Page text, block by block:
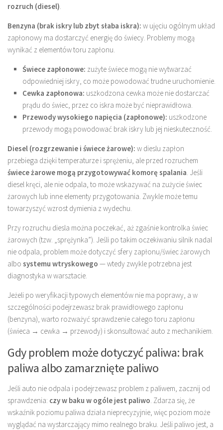
rozruch (diesel).
Benzyna (brak iskry lub zbyt słaba iskra): w ujęciu ogólnym układ
zapłonowy ma dostarczyć energię do świecy. Problemy mogą
wynikać z elementów toru zapłonu.
Świece zapłonowe: zużyte świece mogą nie wytwarzać
odpowiedniej iskry, co może powodować trudne uruchomienie.
Cewka zapłonowa: uszkodzona cewka może nie dostarczać
prądu do świec, przez co iskra może być nieprawidłowa.
Przewody wysokiego napięcia (zapłonowe): uszkodzone
przewody mogą powodować brak iskry lub jej nieskuteczność.
Diesel (rozgrzewanie i świece żarowe): w dieslu zapłon
przebiega dzięki temperaturze i sprężeniu, ale przed rozruchem
świece żarowe mogą przygotowywać komorę spalania. Jeśli
diesel kręci, ale nie odpala, to może wskazywać na zużycie świec
żarowych lub inne elementy przygotowania. Zwykle może temu
towarzyszyć wzrost dymienia z wydechu.
Przy rozruchu diesla można poczekać, aż zgaśnie kontrolka świec
żarowych (tzw. „sprężynka”). Jeśli po takim oczekiwaniu silnik nadal
nie odpala, problem może dotyczyć sfery zapłonu/świec żarowych
albo systemu wtryskowego — wtedy zwykle potrzebna jest
diagnostyka w warsztacie.
Jeżeli po weryfikacji typowych elementów nie ma poprawy, a w
szczególności podejrzewasz brak prawidłowego zapłonu
(benzyna), warto rozważyć sprawdzenie całego toru zapłonu
(świeca → cewka → przewody) i skonsultować auto z mechanikiem.
Gdy problem może dotyczyć paliwa: brak
paliwa albo zamarznięte paliwo
Jeśli auto nie odpala i podejrzewasz problem z paliwem, zacznij od
sprawdzenia: czy w baku w ogóle jest paliwo. Zdarza się, że
wskaźnik poziomu paliwa działa nieprecyzyjnie, więc poziom może
wyglądać na wystarczający mimo realnego braku. Jeśli paliwo jest, a